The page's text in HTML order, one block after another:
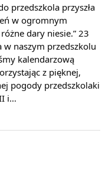
przedszkola przyszła
w ogromnym
dary niesie.” 23
w naszym przedszkolu
kalendarzową
z pięknej,
pogody przedszkolaki
i…